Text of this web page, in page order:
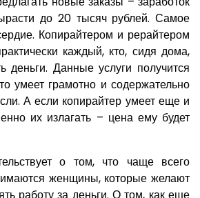
до 20 тысяч рублей. Самое
Копирайтером и рерайтером
каждый, кто, сидя дома,
деньги. Данные услуги получится
умеет грамотно и содержательно
А если копирайтер умеет еще и
их излагать – цена ему будет
о том, что чаще всего
женщины, которые желают